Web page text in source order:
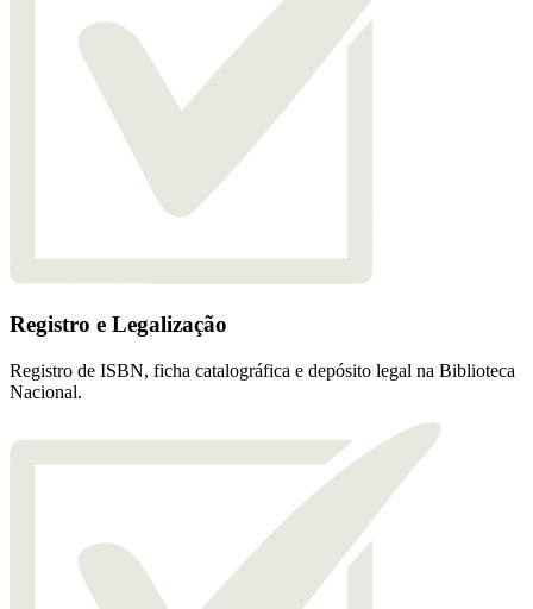
Registro e Legalização
Registro de ISBN, ficha catalográfica e depósito legal na Biblioteca
Nacional.